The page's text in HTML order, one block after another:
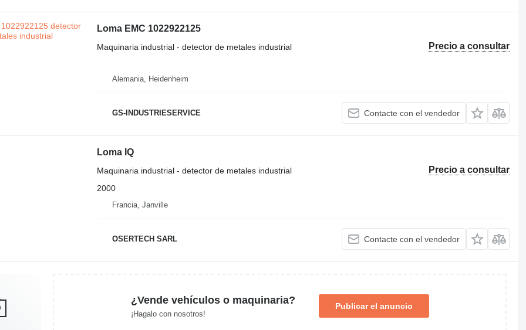
Loma EMC 1022922125
Precio a consultar
Maquinaria industrial - detector de metales industrial
Alemania, Heidenheim
GS-INDUSTRIESERVICE Contacte con el vendedor
Loma IQ
Precio a consultar
Maquinaria industrial - detector de metales industrial
2000
Francia, Janville
OSERTECH SARL Contacte con el vendedor
¿Vende vehículos o maquinaria?
¡Hagalo con nosotros!
Publicar el anuncio